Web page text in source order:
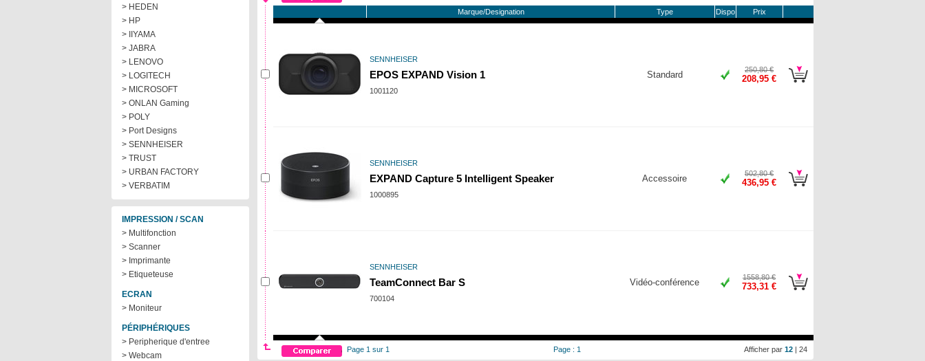
> HEDEN
> HP
> IIYAMA
> JABRA
> LENOVO
> LOGITECH
> MICROSOFT
> ONLAN Gaming
> POLY
> Port Designs
> SENNHEISER
> TRUST
> URBAN FACTORY
> VERBATIM
IMPRESSION / SCAN
> Multifonction
> Scanner
> Imprimante
> Etiqueteuse
ECRAN
> Moniteur
PÉRIPHÉRIQUES
> Peripherique d'entree
> Webcam
Marque/Designation
Type Dispo Prix
SENNHEISER
EPOS EXPAND Vision 1
1001120
Standard 250,80 €
208,95 €
SENNHEISER
EXPAND Capture 5 Intelligent Speaker
1000895
Accessoire 502,80 €
436,95 €
SENNHEISER
TeamConnect Bar S
700104
Vidéo-conférence 1558,80 €
733,31 €
Afficher par 12 | 24
Page 1 sur 1 Page : 1